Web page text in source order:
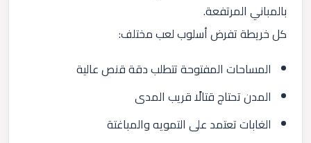
بالمباني المرتفعة.
كل خريطة تفرض أسلوب لعب مختلف:
المساحات المفتوحة تتطلب دقة قنص عالية
المدن تحتاج قتالًا قريب المدى
الغابات تعتمد على التمويه والمباغتة